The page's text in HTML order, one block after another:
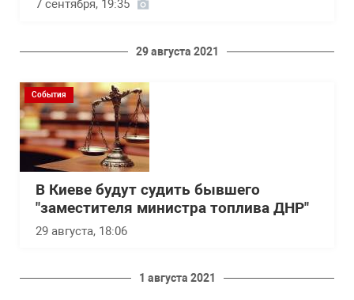
7 сентября, 19:35
29 августа 2021
События
В Киеве будут судить бывшего
"заместителя министра топлива ДНР"
29 августа, 18:06
1 августа 2021